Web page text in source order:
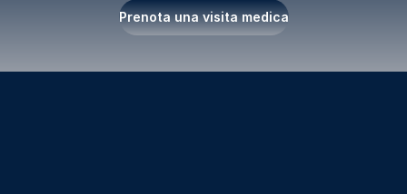
Prenota una visita medica